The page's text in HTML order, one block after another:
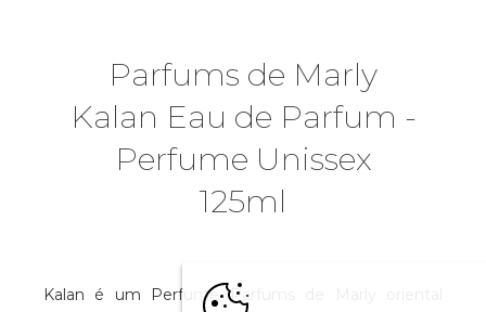
Parfums de Marly
Kalan Eau de Parfum -
Perfume Unissex
125ml
Kalan é um Perfume Parfums de Marly oriental